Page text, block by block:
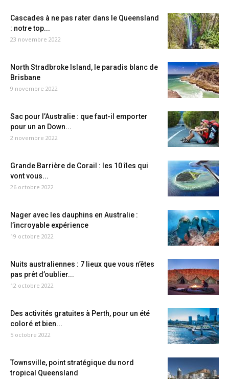
Cascades à ne pas rater dans le Queensland
: notre top...
23 novembre 2022
North Stradbroke Island, le paradis blanc de
Brisbane
9 novembre 2022
Sac pour l’Australie : que faut-il emporter
pour un an Down...
2 novembre 2022
Grande Barrière de Corail : les 10 îles qui
vont vous...
26 octobre 2022
Nager avec les dauphins en Australie :
l’incroyable expérience
19 octobre 2022
Nuits australiennes : 7 lieux que vous n’êtes
pas prêt d’oublier...
12 octobre 2022
Des activités gratuites à Perth, pour un été
coloré et bien...
5 octobre 2022
Townsville, point stratégique du nord
tropical Queensland